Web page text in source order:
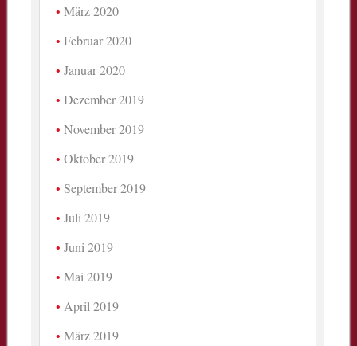
März 2020
Februar 2020
Januar 2020
Dezember 2019
November 2019
Oktober 2019
September 2019
Juli 2019
Juni 2019
Mai 2019
April 2019
März 2019